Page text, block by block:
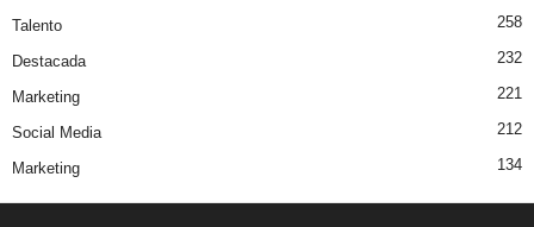
Talento 258
Destacada 232
Marketing 221
Social Media 212
Marketing 134